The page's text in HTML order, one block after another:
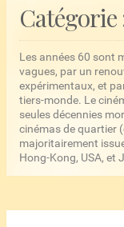
Catégorie
Les années 60 sont
vagues, par un
expérimentaux, et
tiers-monde. Le
seules décennies
cinémas de quartier
majoritairement
Hong-Kong, USA, et